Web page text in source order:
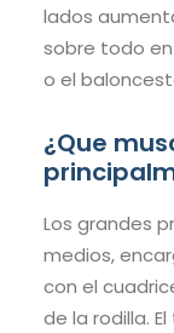
lados
sobre todo
o el
¿Que
Los grandes
medios,
con el
de la rodilla.